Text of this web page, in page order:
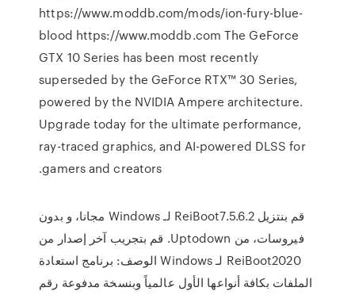
https://www.moddb.com/mods/ion-fury-blue-
blood https://www.moddb.com The GeForce
GTX 10 Series has been most recently
superseded by the GeForce RTX™ 30 Series,
powered by the NVIDIA Ampere architecture.
Upgrade today for the ultimate performance,
ray-traced graphics, and AI-powered DLSS for
gamers and creators.
‫قم بنتزيل ReiBoot7.5.6.2 لـ Windows مجانا، و بدون
فيروسات، من Uptodown. قم بتجريب آخر إصدار من
ReiBoot2020 لـ Windows الوصف: برنامج استعادة
الملفات بكافة أنواعها الأول عالمياً وبنسخة مدفوعة رقم